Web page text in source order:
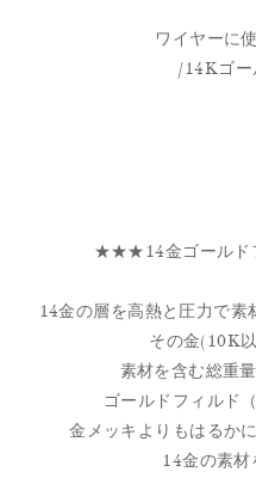
ワイヤーに
/14Kゴー
★★★14金ゴールド
14金の層を高熱と圧力で素
その金(10K
素材を含む総重
ゴールドフィルド
金メッキよりもはるか
14金の素